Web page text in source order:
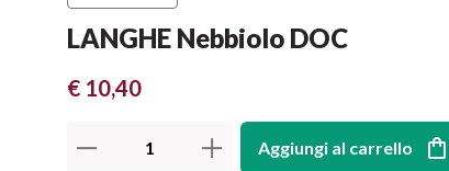
LANGHE Nebbiolo DOC
€ 10,40
Aggiungi al carrello